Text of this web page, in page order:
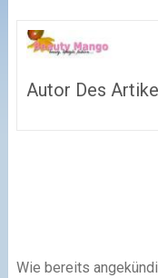
Autor Des
Wie bereits